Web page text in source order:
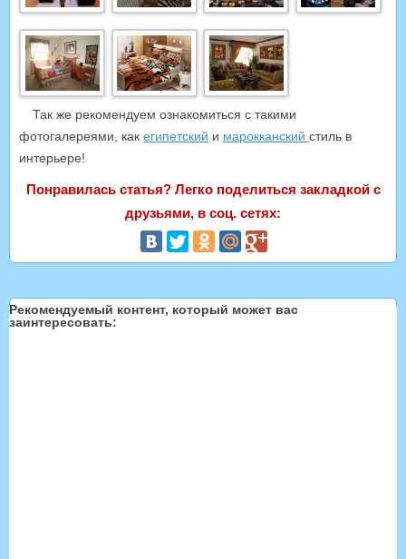
Так же рекомендуем ознакомиться с такими
фотогалереями, как египетский и марокканский стиль в
интерьере!
Понравилась статья? Легко поделиться закладкой с
друзьями, в соц. сетях:
Рекомендуемый контент, который может вас
заинтересовать: